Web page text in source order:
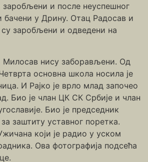
и после неуспешног
бачени у Дрину. Отац Радосав и
заробљени и одведени на
Милосав нису заборављени. Од
основна школа носила је
И Рајко је врло млад започео
Био је члан ЦК СК Србије и члан
Био је председник
заштиту уставног поретка.
који је радио у уском
Ова фотографија подсећа